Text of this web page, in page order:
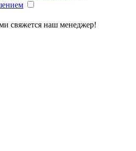
свяжется наш менеджер!